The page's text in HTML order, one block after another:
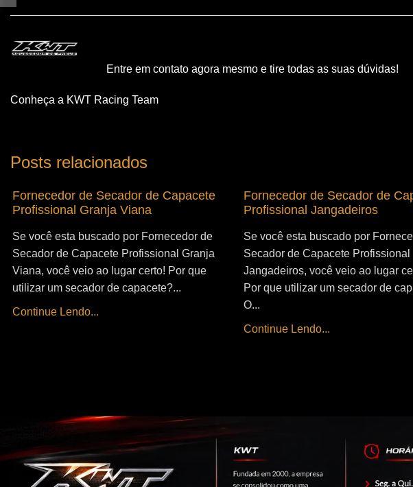
Entre em contato agora mesmo e tire todas as suas dúvidas!
Conheça a KWT Racing Team
Posts relacionados
Fornecedor de Secador de Capacete
Profissional Granja Viana
Se você esta buscado por Fornecedor de
Secador de Capacete Profissional Granja
Viana, você veio ao lugar certo! Por que
utilizar um secador de capacete?...
Continue Lendo...
Fornecedor de Secador de
Profissional Jangadeiros
Se você esta buscado por
Secador de Capacete Profissional
Jangadeiros, você veio ao lugar
Por que utilizar um secador de
O...
Continue Lendo...